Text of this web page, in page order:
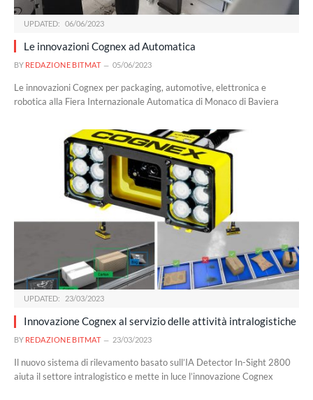
UPDATED: 06/06/2023
Le innovazioni Cognex ad Automatica
BY REDAZIONE BITMAT 05/06/2023
Le innovazioni Cognex per packaging, automotive, elettronica e
robotica alla Fiera Internazionale Automatica di Monaco di Baviera
UPDATED: 23/03/2023
Innovazione Cognex al servizio delle attività intralogistiche
BY REDAZIONE BITMAT 23/03/2023
Il nuovo sistema di rilevamento basato sull’IA Detector In-Sight 2800
aiuta il settore intralogistico e mette in luce l’innovazione Cognex